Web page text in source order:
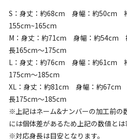
S：身丈：約68cm 身幅：約50cm
155cm~165cm
M：身丈：約71cm 身幅：約54cm
長165cm～175cm
L：身丈：約76cm 身幅：約61cm
175cm～185cm
XL：身丈：約81cm 身幅：約
長175cm～185cm
※上記はネーム&ナンバーの加工前の
には個体差があるため上記の数値とは
※対応身長は目安となります。